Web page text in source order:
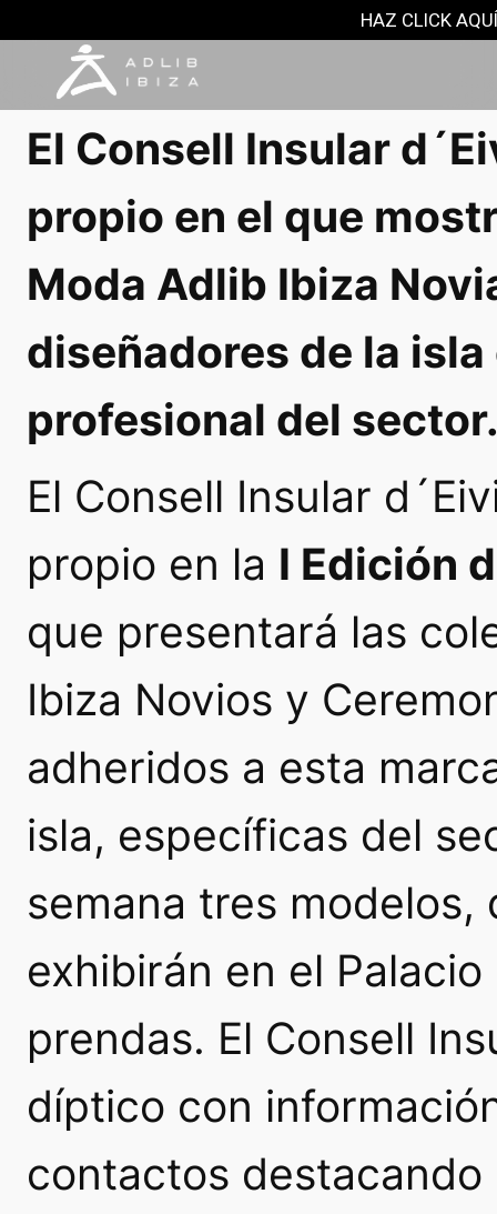
HAZ CLICK
El Consell Insular
propio en el que
Moda Adlib Ibiza
diseñadores de la
profesional del
El Consell Insular
propio en la I Edición
que presentará las
Ibiza Novios y
adheridos a esta
isla, específicas del
semana tres
exhibirán en el
prendas. El Consell
díptico con
contactos